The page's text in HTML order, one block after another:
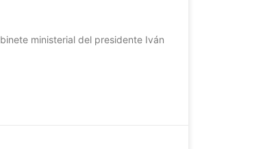
ministerial del presidente Iván